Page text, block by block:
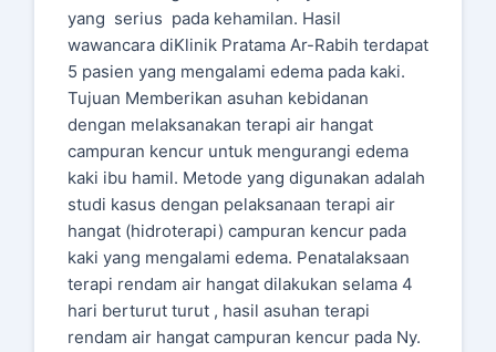
yang serius pada kehamilan. Hasil
wawancara diKlinik Pratama Ar-Rabih terdapat
5 pasien yang mengalami edema pada kaki.
Tujuan Memberikan asuhan kebidanan
dengan melaksanakan terapi air hangat
campuran kencur untuk mengurangi edema
kaki ibu hamil. Metode yang digunakan adalah
studi kasus dengan pelaksanaan terapi air
hangat (hidroterapi) campuran kencur pada
kaki yang mengalami edema. Penatalaksaan
terapi rendam air hangat dilakukan selama 4
hari berturut turut , hasil asuhan terapi
rendam air hangat campuran kencur pada Ny.